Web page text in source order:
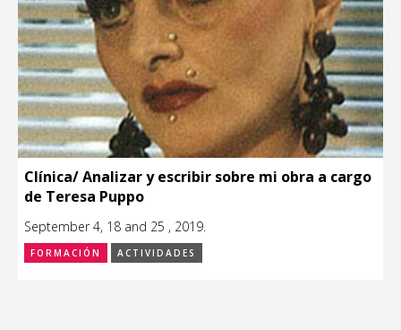
Clínica/ Analizar y escribir sobre mi obra a cargo
de Teresa Puppo
September 4, 18 and 25 , 2019.
FORMACIÓN ACTIVIDADES